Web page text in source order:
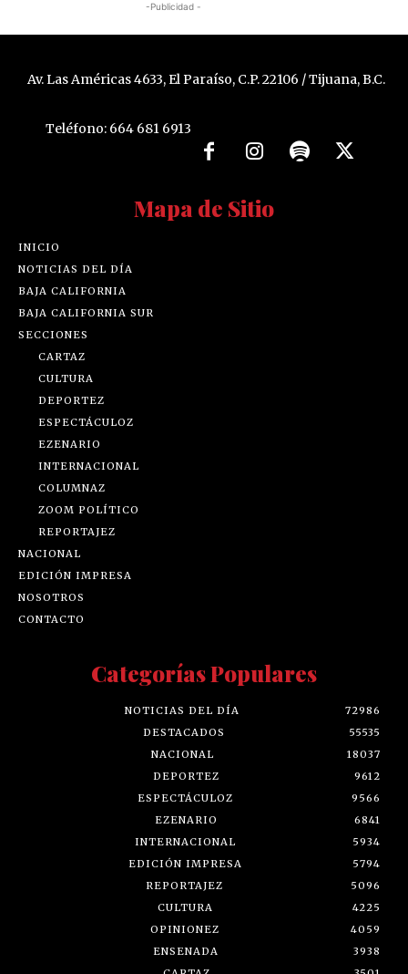
-Publicidad -
Av. Las Américas 4633, El Paraíso, C.P. 22106 / Tijuana, B.C.
Teléfono: 664 681 6913
Mapa de Sitio
INICIO
NOTICIAS DEL DÍA
BAJA CALIFORNIA
BAJA CALIFORNIA SUR
SECCIONES
CARTAZ
CULTURA
DEPORTEZ
ESPECTÁCULOZ
EZENARIO
INTERNACIONAL
COLUMNAZ
ZOOM POLÍTICO
REPORTAJEZ
NACIONAL
EDICIÓN IMPRESA
NOSOTROS
CONTACTO
Categorías Populares
NOTICIAS DEL DÍA
72986
DESTACADOS
55535
NACIONAL
18037
DEPORTEZ
9612
ESPECTÁCULOZ
9566
EZENARIO
6841
INTERNACIONAL
5934
EDICIÓN IMPRESA
5794
REPORTAJEZ
5096
CULTURA
4225
OPINIONEZ
4059
ENSENADA
3938